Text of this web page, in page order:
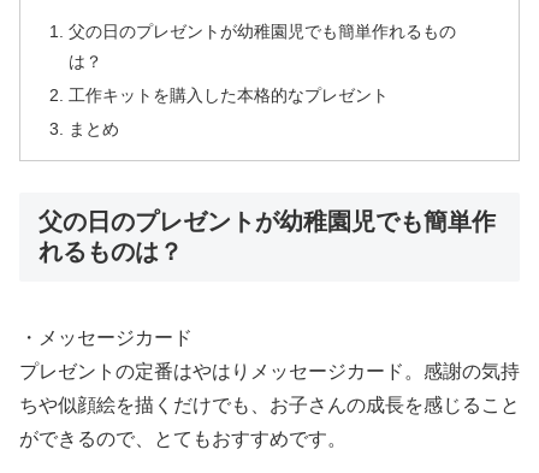
父の日のプレゼントが幼稚園児でも簡単作れるもの
は？
工作キットを購入した本格的なプレゼント
まとめ
父の日のプレゼントが幼稚園児でも簡単作
れるものは？
・メッセージカード
プレゼントの定番はやはりメッセージカード。感謝の気持
ちや似顔絵を描くだけでも、お子さんの成長を感じること
ができるので、とてもおすすめです。